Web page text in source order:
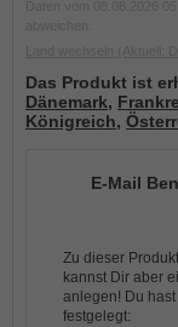
Das Produkt ist
Dänemark,
Königreich,
E-Mail
Zu dieser
kannst Dir aber
anlegen! Du
festgelegt: